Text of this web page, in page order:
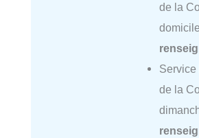
de la
Service
de la